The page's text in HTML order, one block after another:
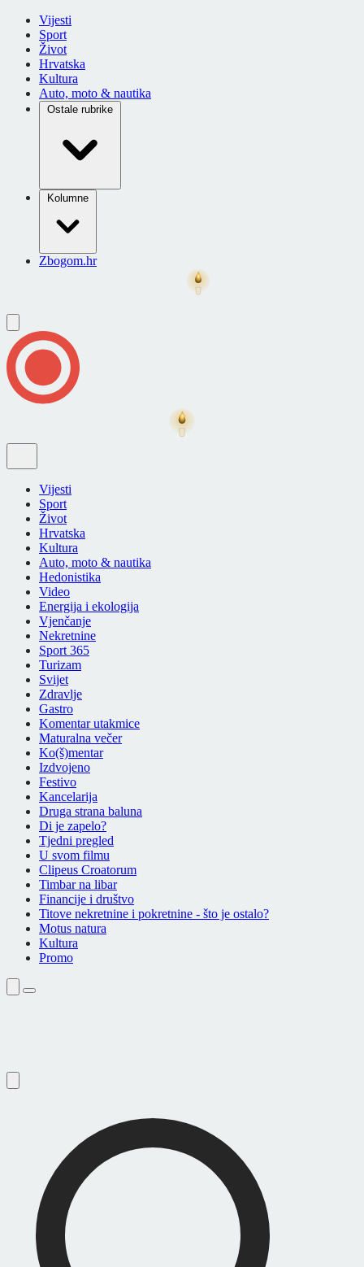
Vijesti
Sport
Život
Hrvatska
Kultura
Auto, moto & nautika
Ostale rubrike
Kolumne
Zbogom.hr
Vijesti
Sport
Život
Hrvatska
Kultura
Auto, moto & nautika
Hedonistika
Video
Energija i ekologija
Vjenčanje
Nekretnine
Sport 365
Turizam
Svijet
Zdravlje
Gastro
Komentar utakmice
Maturalna večer
Ko(š)mentar
Izdvojeno
Festivo
Kancelarija
Druga strana baluna
Di je zapelo?
Tjedni pregled
U svom filmu
Clipeus Croatorum
Timbar na libar
Financije i društvo
Titove nekretnine i pokretnine - što je ostalo?
Motus natura
Kultura
Promo